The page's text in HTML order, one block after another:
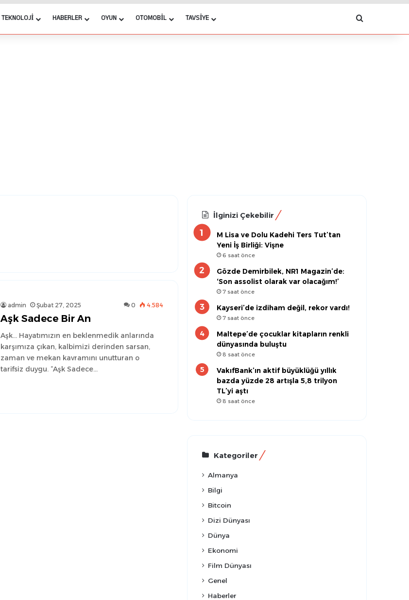
TEKNOLOJI HABERLER OYUN OTOMOBIL TAVSIYE Arama yap
admin Şubat 27, 2025 0 4.584
Aşk Sadece Bir An
Aşk… Hayatımızın en beklenmedik anlarında
karşımıza çıkan, kalbimizi derinden sarsan,
zaman ve mekan kavramını unutturan o
tarifsiz duygu. “Aşk Sadece…
İlginizi Çekebilir
M Lisa ve Dolu Kadehi Ters Tut’tan
Yeni İş Birliği: Vişne
6 saat önce
Gözde Demirbilek, NR1 Magazin’de:
‘Son assolist olarak var olacağım!’
7 saat önce
Kayseri’de izdiham değil, rekor vardı!
7 saat önce
Maltepe’de çocuklar kitapların renkli
dünyasında buluştu
8 saat önce
VakıfBank’ın aktif büyüklüğü yıllık
bazda yüzde 28 artışla 5,8 trilyon
TL’yi aştı
8 saat önce
Kategoriler
Almanya
Bilgi
Bitcoin
Dizi Dünyası
Dünya
Ekonomi
Film Dünyası
Genel
Haberler